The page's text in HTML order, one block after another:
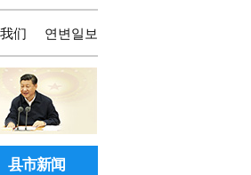
연변일보
们
县市新闻